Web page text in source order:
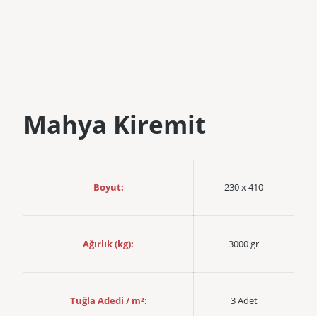
Mahya Kiremit
Boyut: 230 x 410
Ağırlık (kg): 3000 gr
Tuğla Adedi / m²: 3 Adet